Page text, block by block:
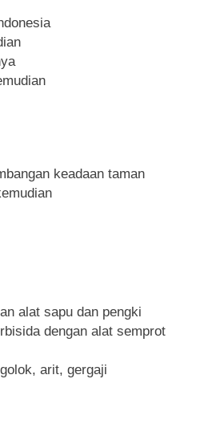
keadaan taman
alat sapu dan pengki
dengan alat semprot
arit, gergaji